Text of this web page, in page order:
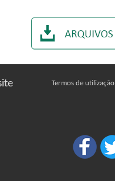
Termos de utilização